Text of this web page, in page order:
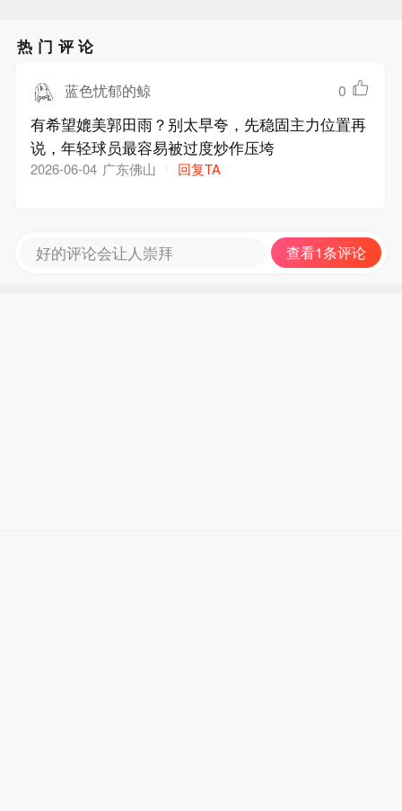
热门评论
蓝色忧郁的鲸 0
有希望媲美郭田雨？别太早夸，先稳固主力位置再
说，年轻球员最容易被过度炒作压垮
2026-06-04 广东佛山 回复TA
好的评论会让人崇拜 查看1条评论